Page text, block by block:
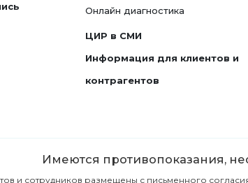
Онлайн диагностика
ЦИР в СМИ
Информация для клиентов и
контрагентов
Имеются противопоказания,
и сотрудников размещены с письменного